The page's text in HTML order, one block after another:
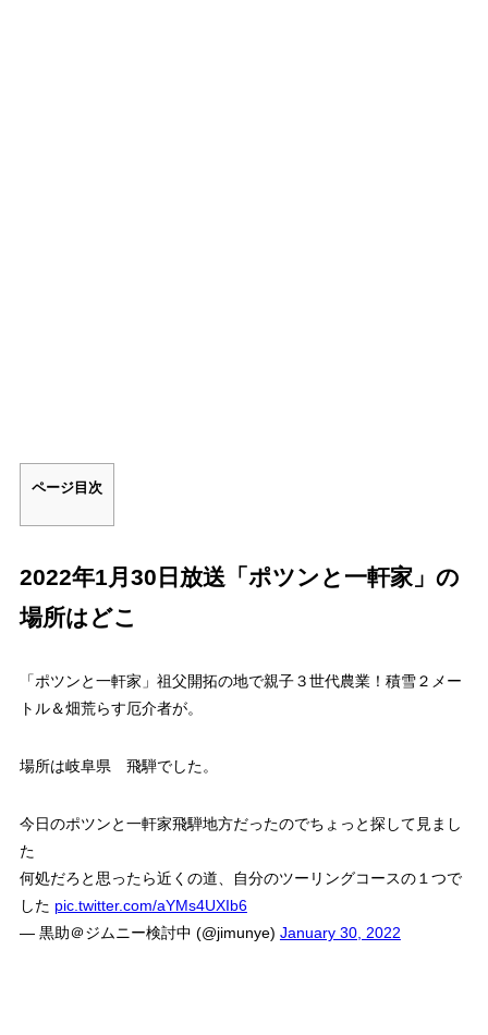
ページ目次
2022年1月30日放送「ポツンと一軒家」の
場所はどこ
「ポツンと一軒家」祖父開拓の地で親子３世代農業！積雪２メー
トル＆畑荒らす厄介者が。
場所は岐阜県 飛騨でした。
今日のポツンと一軒家飛騨地方だったのでちょっと探して見まし
た
何処だろと思ったら近くの道、自分のツーリングコースの１つで
した pic.twitter.com/aYMs4UXIb6
— 黒助＠ジムニー検討中 (@jimunye) January 30, 2022